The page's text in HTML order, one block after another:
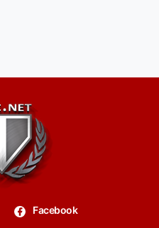
Facebook